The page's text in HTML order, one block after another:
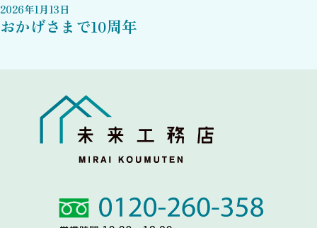
2026年1月13日
おかげさまで10周年
Link